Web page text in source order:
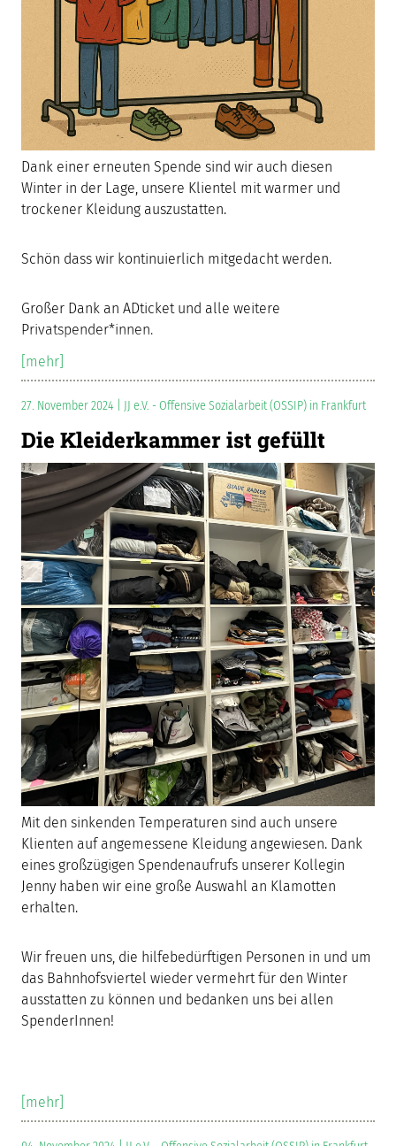
Dank einer erneuten Spende sind wir auch diesen
Winter in der Lage, unsere Klientel mit warmer und
trockener Kleidung auszustatten.
Schön dass wir kontinuierlich mitgedacht werden.
Großer Dank an ADticket und alle weitere
Privatspender*innen.
[mehr]
27. November 2024 | JJ e.V. - Offensive Sozialarbeit (OSSIP) in Frankfurt
Die Kleiderkammer ist gefüllt
Mit den sinkenden Temperaturen sind auch unsere
Klienten auf angemessene Kleidung angewiesen. Dank
eines großzügigen Spendenaufrufs unserer Kollegin
Jenny haben wir eine große Auswahl an Klamotten
erhalten.
Wir freuen uns, die hilfebedürftigen Personen in und um
das Bahnhofsviertel wieder vermehrt für den Winter
ausstatten zu können und bedanken uns bei allen
SpenderInnen!
[mehr]